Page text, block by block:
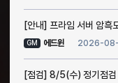
[안내] 프라임 서버 암흑
GM 에드윈 2026-
[점검] 8/5(수) 정기점